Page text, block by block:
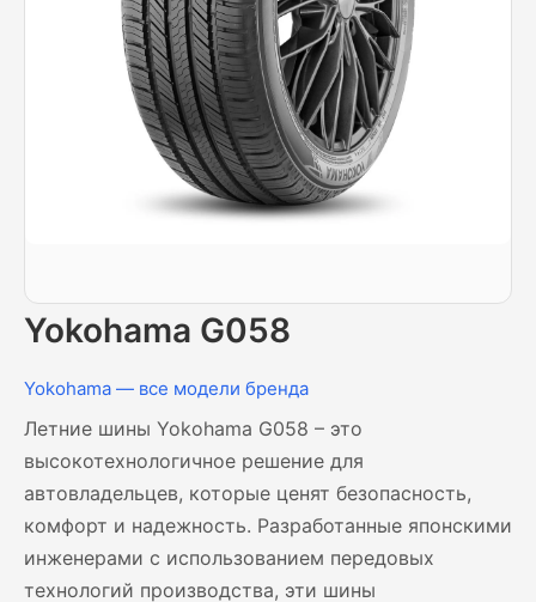
Yokohama G058
Yokohama — все модели бренда
Летние шины Yokohama G058 – это
высокотехнологичное решение для
автовладельцев, которые ценят безопасность,
комфорт и надежность. Разработанные японскими
инженерами с использованием передовых
технологий производства, эти шины